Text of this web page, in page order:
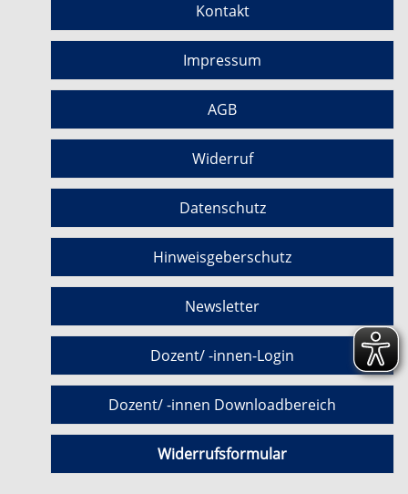
Kontakt
Impressum
AGB
Widerruf
Datenschutz
Hinweisgeberschutz
Newsletter
Dozent/ -innen-Login
Dozent/ -innen Downloadbereich
Widerrufsformular